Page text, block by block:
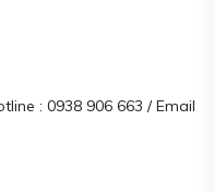
: 0938 906 663 / Email